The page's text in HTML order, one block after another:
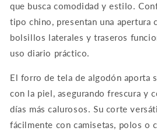
que busca comodidad y estilo.
tipo chino, presentan una apertura
bolsillos laterales y traseros
uso diario práctico.
El forro de tela de algodón aporta
con la piel, asegurando frescura y
días más calurosos. Su corte
fácilmente con camisetas, polos o